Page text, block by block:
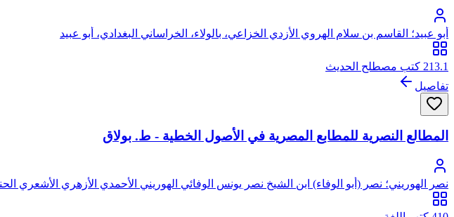
أبو عبيد؛ القاسم بن سلام الهروي الأزدي الخزاعي، بالولاء، الخراساني البغدادي، أبو عبيد
213.1 كتب مصطلح الحديث
تفاصيل
المطالع النصرية للمطابع المصرية في الأصول الخطية - ط. بولاق
نصر الهوريني؛ نصر (أبو الوفاء) ابن الشيخ نصر يونس الوفائي الهوريني الأحمدي الأزهري الأشعري